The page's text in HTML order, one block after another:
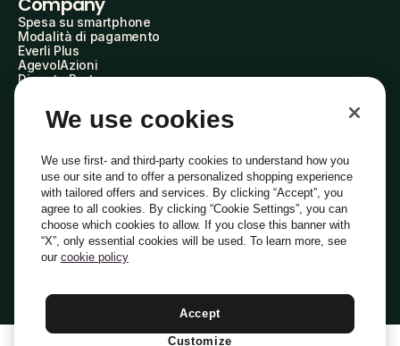
Spesa su smartphone
Modalità di pagamento
Everli Plus
AgevolAzioni
Diventa Partner
Everli Shoppers
About Us
Everli News
Domande frequenti
Lavora con noi
Diventa Shopper
Investitori
PrivacyCookiePreferenze Cookie
Termini e CondizioniCodice Etico
Indirizzo PEC: everli@pec.it - indirizzo DPO: dpo@everli.com
Italiano
We use cookies
We use first- and third-party cookies to understand how you
use our site and to offer a personalized shopping experience
with tailored offers and services. By clicking “Accept”, you
agree to all cookies. By clicking “Cookie Settings”, you can
choose which cookies to allow. If you close this banner with
“X”, only essential cookies will be used. To learn more, see
our cookie policy
Accept
Customize